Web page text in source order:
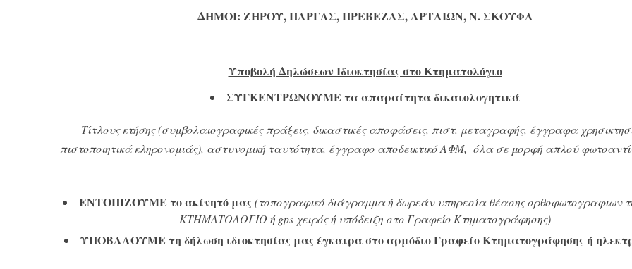
ΔΗΜΟΙ: ΖΗΡΟΥ, ΠΑΡΓΑΣ, ΠΡΕΒΕΖΑΣ, ΑΡΤΑΙΩΝ, Ν. ΣΚΟΥΦΑ
Υποβολή Δηλώσεων Ιδιοκτησίας στο Κτηματολόγιο
ΣΥΓΚΕΝΤΡΩΝΟΥΜΕ τα απαραίτητα δικαιολογητικά
Τίτλους κτήσης (συμβολαιογραφικές πράξεις, δικαστικές αποφάσεις, πιστ. μεταγραφής, έγγραφα
πιστοποιητικά κληρονομιάς), αστυνομική ταυτότητα, έγγραφο αποδεικτικό ΑΦΜ, όλα σε μορφή απλού
ΕΝΤΟΠΙΖΟΥΜΕ το ακίνητό μας(τοπογραφικό διάγραμμα ή δωρεάν υπηρεσία θέασης ορθοφωτογραφιων
ΚΤΗΜΑΤΟΛΟΓΙΟ ή gps χειρός ή υπόδειξη στο Γραφείο Κτηματογράφησης)
ΥΠΟΒΑΛΟΥΜΕ τη δήλωση ιδιοκτησίας μας έγκαιρα στο αρμόδιο Γραφείο Κτηματογράφησης ή